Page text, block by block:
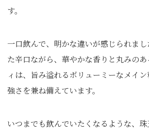
す。
一口飲んで、明かな違いが感じられま
た辛口ながら、華やかな香りと丸みの
ィは、旨み溢れるボリューミーなメイ
強さを兼ね備えています。
いつまでも飲んでいたくなるような、